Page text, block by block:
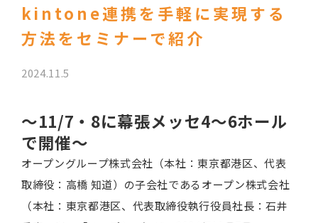
kintone連携を手軽に実現する
方法をセミナーで紹介
2024.11.5
～11/7・8に幕張メッセ4～6ホール
で開催～
オープングループ株式会社（本社：東京都港区、代表
取締役：高橋 知道）の子会社であるオープン株式会社
（本社：東京都港区、代表取締役執行役員社長：石井